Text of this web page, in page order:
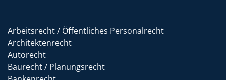
Arbeitsrecht / Öffentliches Personalrecht
Architektenrecht
Autorecht
Baurecht / Planungsrecht